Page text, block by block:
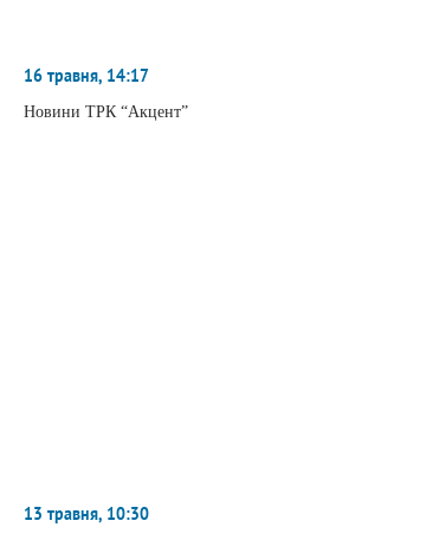
16 травня, 14:17
Новини ТРК “Акцент”
13 травня, 10:30